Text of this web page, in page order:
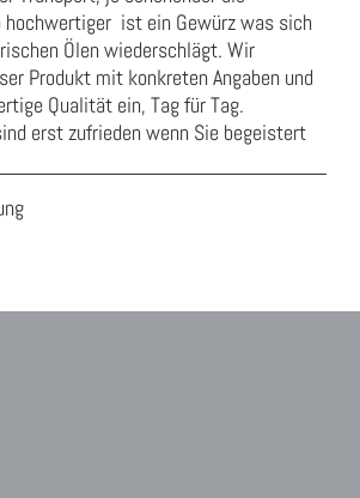
hochwertiger ist ein Gewürz was sich
Ölen wiederschlägt. Wir
Produkt mit konkreten Angaben und
Qualität ein, Tag für Tag.
erst zufrieden wenn Sie begeistert